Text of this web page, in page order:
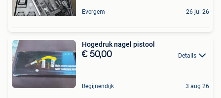
Evergem 26 jul 26
Hogedruk nagel pistool
€ 50,00 Details
Begijnendijk 3 aug 26